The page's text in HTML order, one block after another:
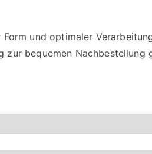
und optimaler
zur bequemen Nachbestellung